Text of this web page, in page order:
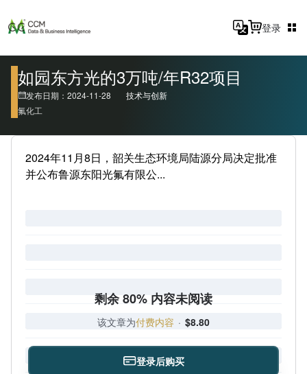
登录
如园东方光的3万吨/年R32项目
发布日期：2024-11-28
技术与创新
氟化工
2024年11月8日，韶关生态环境局陆源分局决定批准
并公布鲁源东阳光氟有限公...
剩余 80% 内容未阅读
该文章为付费内容 · $8.80
登录后购买